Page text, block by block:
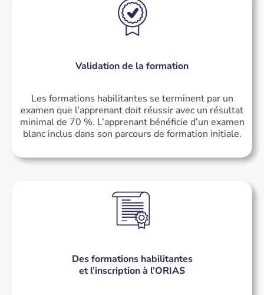
Validation de la formation​
Les formations habilitantes se terminent par un
examen que l’apprenant doit réussir avec un résultat
minimal de 70 %. L’apprenant bénéficie d’un examen
blanc inclus dans son parcours de formation initiale.
Des formations habilitantes
et l’inscription à l’ORIAS